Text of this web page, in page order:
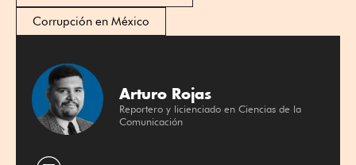
Corrupción en México
Arturo Rojas
Reportero y licienciado en Ciencias de la
Comunicación